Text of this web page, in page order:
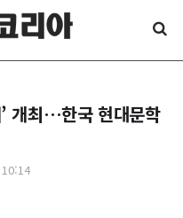
개최…한국 현대문학